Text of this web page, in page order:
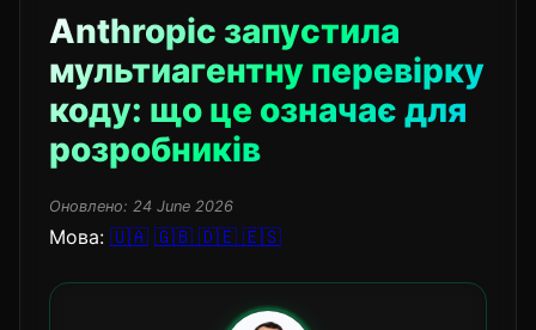
Anthropic запустила
мультиагентну перевірку
коду: що це означає для
розробників
Оновлено: 24 June 2026
Мова: 🇺🇦 🇬🇧 🇩🇪 🇪🇸